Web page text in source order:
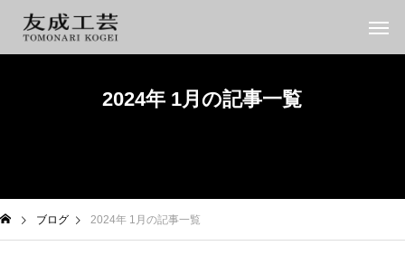
2024年 1月の記事一覧
ブログ 2024年 1月の記事一覧